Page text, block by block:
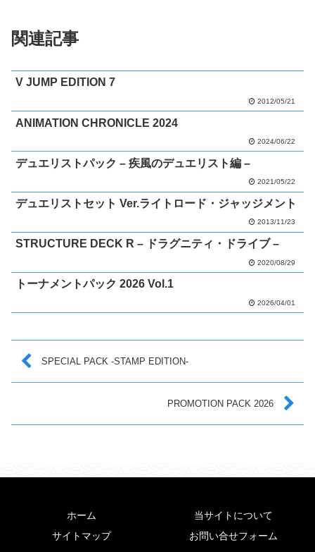
関連記事
V JUMP EDITION 7
2012/05/21
ANIMATION CHRONICLE 2024
2024/06/22
デュエリストパック – 疾風のデュエリスト編 –
2021/05/22
デュエリストセット Ver.ライトロード・ジャッジメント
2013/11/23
STRUCTURE DECK R – ドラグニティ・ドライブ –
2020/08/29
トーナメントパック 2026 Vol.1
2026/04/01
SPECIAL PACK -STAMP EDITION-
PROMOTION PACK 2026
ホーム
当サイトについて
サイトマップ
お問い合せフォーム